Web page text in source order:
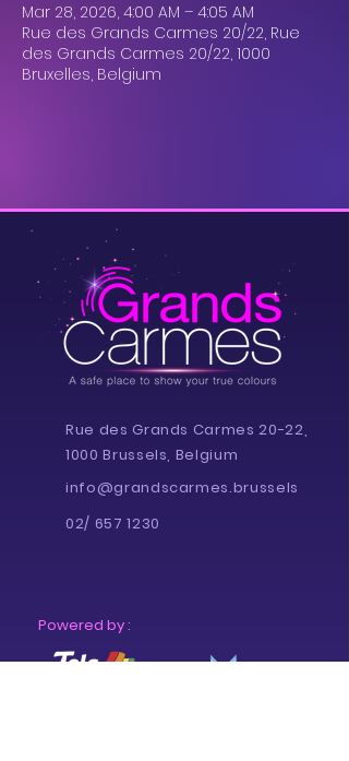
Mar 28, 2026, 4:00 AM – 4:05 AM
Rue des Grands Carmes 20/22, Rue
des Grands Carmes 20/22, 1000
Bruxelles, Belgium
Rue des Grands Carmes 20-22,
1000 Brussels, Belgium
info@grandscarmes.brussels
02/ 657 1230
Powered by :